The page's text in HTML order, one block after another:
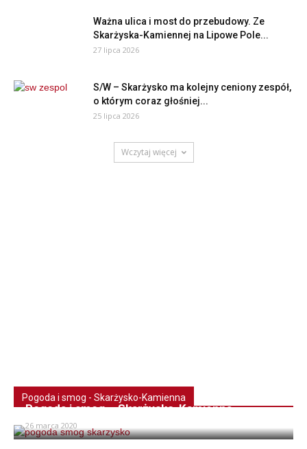
Ważna ulica i most do przebudowy. Ze
Skarżyska-Kamiennej na Lipowe Pole...
27 lipca 2026
S/W – Skarżysko ma kolejny ceniony zespół,
o którym coraz głośniej...
25 lipca 2026
Wczytaj więcej
Pogoda i smog - Skarżysko-Kamienna
Pogoda i smog – Skarżysko-Kamienna
26 marca 2020